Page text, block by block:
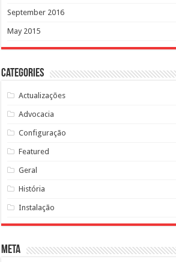
September 2016
May 2015
Categories
Actualizações
Advocacia
Configuração
Featured
Geral
História
Instalação
Meta